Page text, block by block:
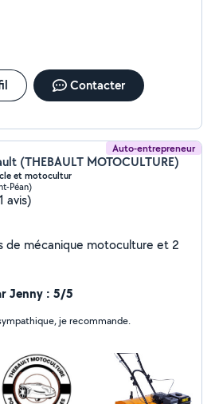
Contacter
Auto-entrepreneur
(THEBAULT MOTOCULTURE)
et motocultur
Péan)
avis)
mécanique motoculture et 2
Jenny : 5/5
je recommande.